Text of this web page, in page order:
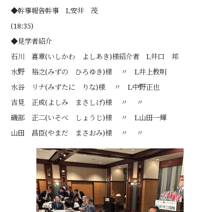
◆幹事報告幹事 L安井 茂
(18:35)
◆見学者紹介
石川 喜章(いしかわ よしあき)様紹介者 L井口 邦
水野 裕之(みずの ひろゆき)様 〃 L井上教明
水谷 リナ(みずたに りな)様 〃 L中野正也
吉見 正成(よしみ まさしげ)様 〃 〃
磯部 正二(いそべ しょうじ)様 〃 L山田一輝
山田 昌臣(やまだ まさおみ)様 〃 〃